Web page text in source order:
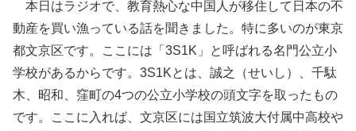
本日はラジオで、教育熱心な中国人が移住して日本の不
動産を買い漁っている話を聞きました。特に多いのが東京
都文京区です。ここには「3S1K」と呼ばれる名門公立小
学校があるからです。3S1Kとは、誠之（せいし）、千駄
木、昭和、窪町の4つの公立小学校の頭文字を取ったもの
です。ここに入れば、文京区には国立筑波大付属中高校や